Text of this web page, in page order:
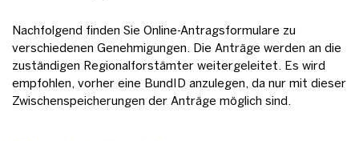
Nachfolgend finden Sie Online-Antragsformulare zu
verschiedenen Genehmigungen. Die Anträge werden an die
zuständigen Regionalforstämter weitergeleitet. Es wird
empfohlen, vorher eine BundID anzulegen, da nur mit dieser
Zwischenspeicherungen der Anträge möglich sind.